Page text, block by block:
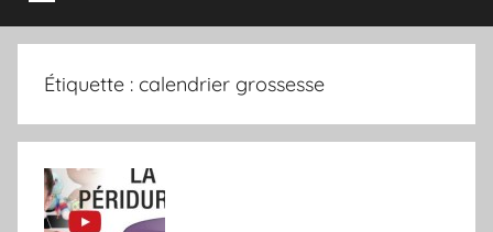
Étiquette : calendrier grossesse